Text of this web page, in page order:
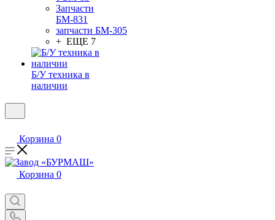
Запчасти
БМ-831
запчасти БМ-305
+ ЕЩЕ 7
Б/У техника в
наличии
Корзина 0
Корзина 0